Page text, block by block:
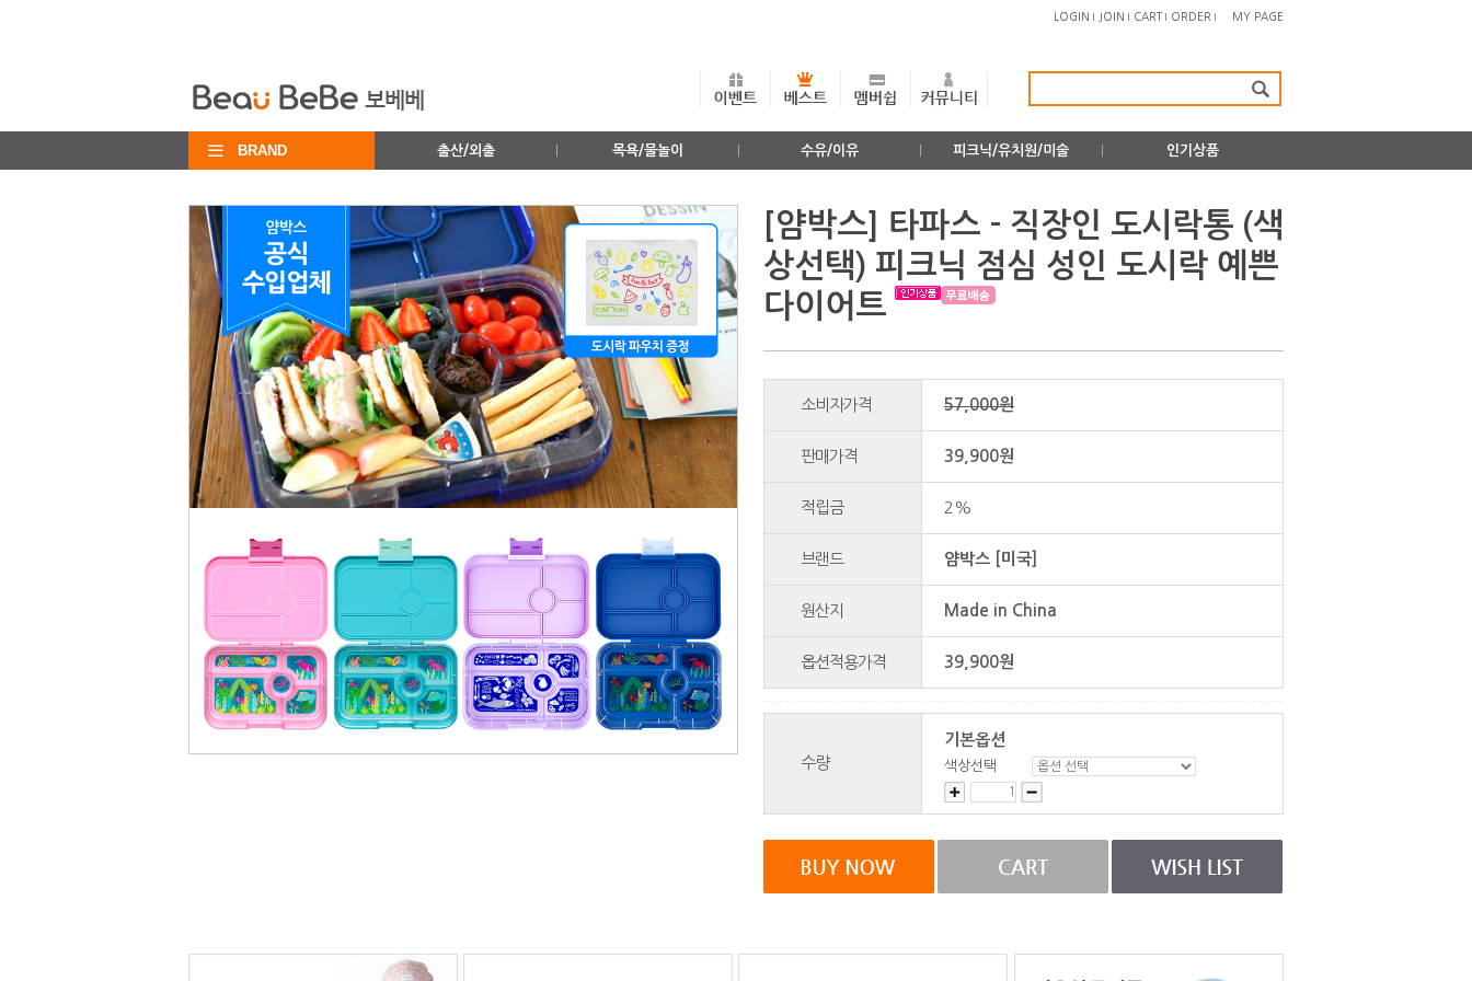
LOGIN JOIN CART ORDER MY PAGE
BRAND 출산/외출 목욕/물놀이 수유/이유 피크닉/유치원/미술 인기상품
[얌박스] 타파스 - 직장인 도시락통 (색
상선택) 피크닉 점심 성인 도시락 예쁜
다이어트
소비자가격 57,000원
판매가격 39,900원
적립금 2%
브랜드 얌박스 [미국]
원산지 Made in China
옵션적용가격 39,900원
수량
기본옵션
색상선택